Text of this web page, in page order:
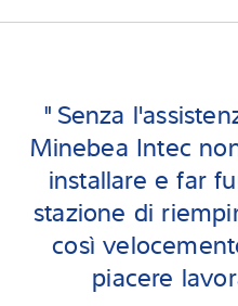
"Senza
Minebea Intec
installare e far
stazione di
così
piacere